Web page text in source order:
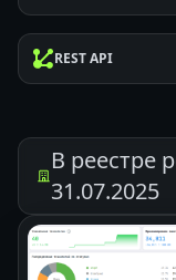
REST API
В реестре
31.07.2025